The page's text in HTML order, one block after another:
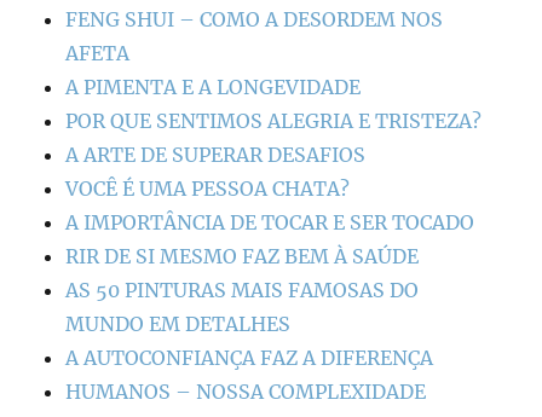
FENG SHUI – COMO A DESORDEM NOS
AFETA
A PIMENTA E A LONGEVIDADE
POR QUE SENTIMOS ALEGRIA E TRISTEZA?
A ARTE DE SUPERAR DESAFIOS
VOCÊ É UMA PESSOA CHATA?
A IMPORTÂNCIA DE TOCAR E SER TOCADO
RIR DE SI MESMO FAZ BEM À SAÚDE
AS 50 PINTURAS MAIS FAMOSAS DO
MUNDO EM DETALHES
A AUTOCONFIANÇA FAZ A DIFERENÇA
HUMANOS – NOSSA COMPLEXIDADE